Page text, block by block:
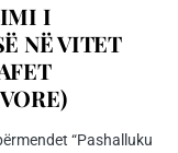
I
NË VITET
“Pashalluku